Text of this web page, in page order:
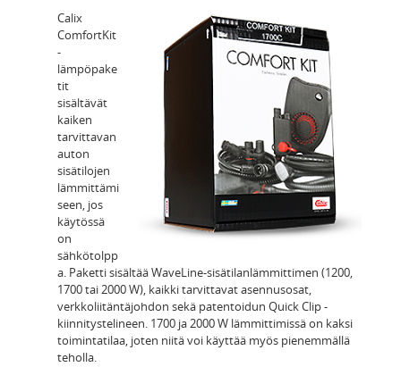
Calix
ComfortKit
-
lämpöpake
tit
sisältävät
kaiken
tarvittavan
auton
sisätilojen
lämmittämi
seen, jos
käytössä
on
sähkötolpp
a. Paketti sisältää WaveLine-sisätilanlämmittimen (1200,
1700 tai 2000 W), kaikki tarvittavat asennusosat,
verkkoliitäntäjohdon sekä patentoidun Quick Clip -
kiinnitystelineen. 1700 ja 2000 W lämmittimissä on kaksi
toimintatilaa, joten niitä voi käyttää myös pienemmällä
teholla.